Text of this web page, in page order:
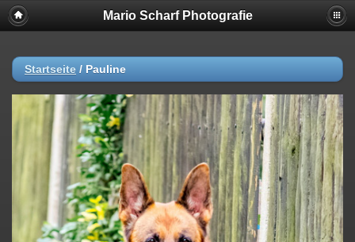
Mario Scharf Photografie
Startseite / Pauline